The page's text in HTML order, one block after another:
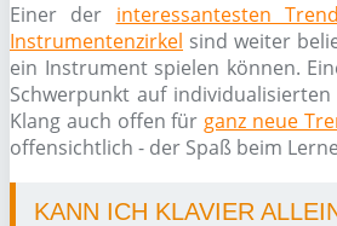
Einer der interessantesten
Instrumentenzirkel sind weiter
ein Instrument spielen können.
Schwerpunkt auf
Klang auch offen für ganz neue
offensichtlich - der Spaß beim
KANN ICH KLAVIER